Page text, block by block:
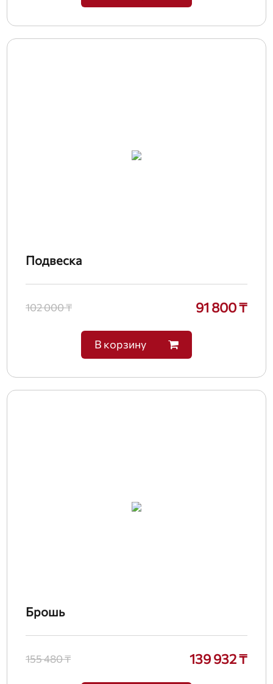
Подвеска
102 000 ₸ 91 800 ₸
В корзину
Брошь
155 480 ₸ 139 932 ₸